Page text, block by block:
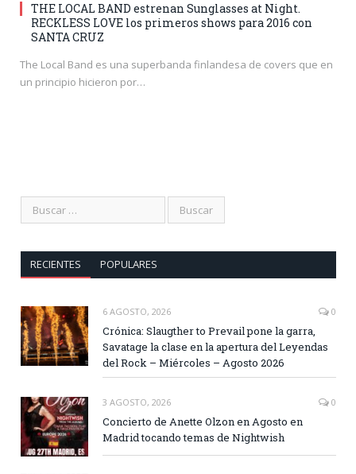
THE LOCAL BAND estrenan Sunglasses at Night.
RECKLESS LOVE los primeros shows para 2016 con
SANTA CRUZ
The Local Band es una superbanda finlandesa de covers que en
un principio hicieron por…
RECIENTES POPULARES
6 AGOSTO, 2026 0
Crónica: Slaugther to Prevail pone la garra,
Savatage la clase en la apertura del Leyendas
del Rock – Miércoles – Agosto 2026
3 AGOSTO, 2026 0
Concierto de Anette Olzon en Agosto en
Madrid tocando temas de Nightwish